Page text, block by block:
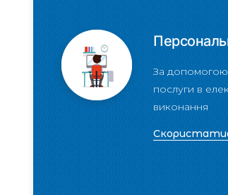
За допомогою
послуги в
виконання